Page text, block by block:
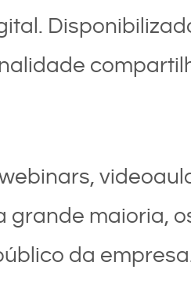
grande maioria,
da